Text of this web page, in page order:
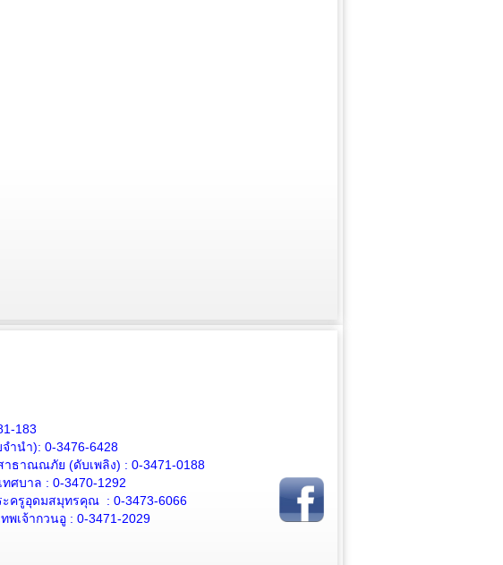
183
จำนำ): 0-3476-6428
าธาณณภัย (ดับเพลิง) : 0-3471-0188
ศบาล : 0-3470-1292
ะครูอุดมสมุทรคุณ : 0-3473-6066
พเจ้ากวนอู : 0-3471-2029